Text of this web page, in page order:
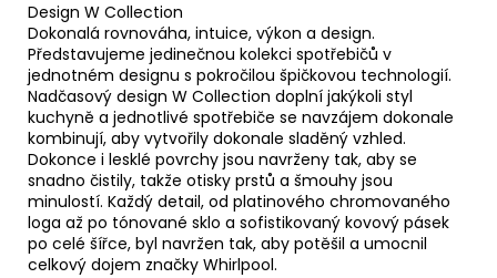
Design W Collection
Dokonalá rovnováha, intuice, výkon a design.
Představujeme jedinečnou kolekci spotřebičů v
jednotném designu s pokročilou špičkovou technologií.
Nadčasový design W Collection doplní jakýkoli styl
kuchyně a jednotlivé spotřebiče se navzájem dokonale
kombinují, aby vytvořily dokonale sladěný vzhled.
Dokonce i lesklé povrchy jsou navrženy tak, aby se
snadno čistily, takže otisky prstů a šmouhy jsou
minulostí. Každý detail, od platinového chromovaného
loga až po tónované sklo a sofistikovaný kovový pásek
po celé šířce, byl navržen tak, aby potěšil a umocnil
celkový dojem značky Whirlpool.